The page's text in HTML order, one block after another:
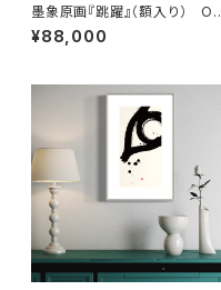
墨象原画『跳躍』（額入り） Ori
ginal Painting「Leap」（Fram
ed）
¥88,000